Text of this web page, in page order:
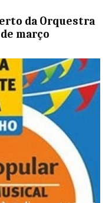
da Orquestra
março